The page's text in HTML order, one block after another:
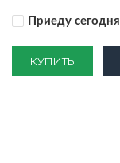
Приеду сегодня
КУПИТЬ